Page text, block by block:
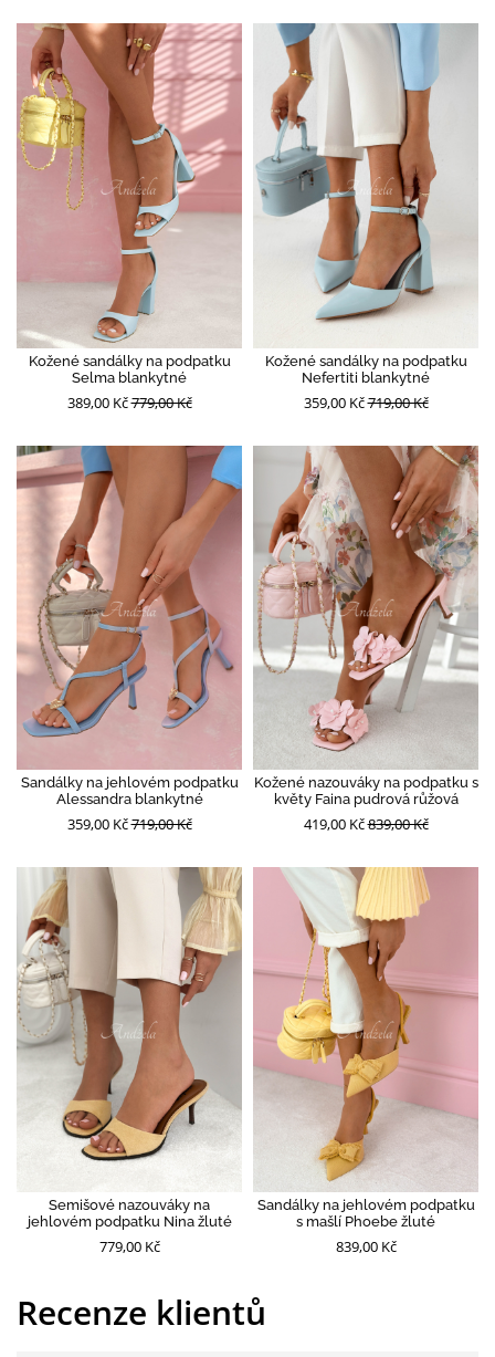
Kožené sandálky na podpatku
Selma blankytné
389,00 Kč779,00 Kč
Kožené sandálky na podpatku
Nefertiti blankytné
359,00 Kč719,00 Kč
Sandálky na jehlovém podpatku
Alessandra blankytné
359,00 Kč719,00 Kč
Kožené nazouváky na podpatku s
květy Faina pudrová růžová
419,00 Kč839,00 Kč
Semišové nazouváky na
jehlovém podpatku Nina žluté
779,00 Kč
Sandálky na jehlovém podpatku
s mašlí Phoebe žluté
839,00 Kč
Recenze klientů